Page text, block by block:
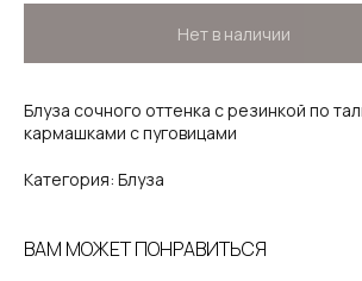
Нет в наличии
Блуза сочного оттенка с резинкой по
кармашками с пуговицами
Категория: Блуза
ВАМ МОЖЕТ ПОНРАВИТЬСЯ